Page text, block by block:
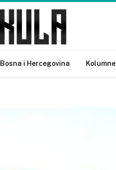
Bosna i Hercegovina Kolumne